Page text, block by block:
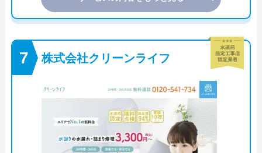
株式会社クリーンライフ